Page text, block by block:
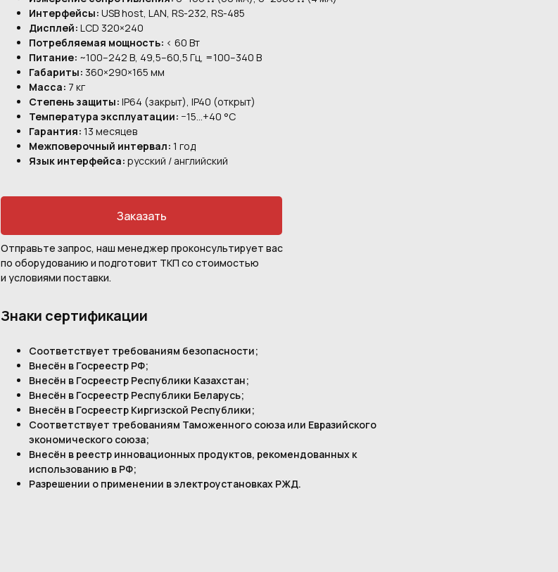
Интерфейсы: USB host, LAN, RS-232, RS-485
Дисплей: LCD 320×240
Потребляемая мощность: < 60 Вт
Питание: ~100–242 В, 49,5–60,5 Гц, =100–340 В
Габариты: 360×290×165 мм
Масса: 7 кг
Степень защиты: IP64 (закрыт), IP40 (открыт)
Температура эксплуатации: −15…+40 °C
Гарантия: 13 месяцев
Межповерочный интервал: 1 год
Язык интерфейса: русский / английский
Знаки сертификации
Соответствует требованиям безопасности;
Внесён в Госреестр РФ;
Внесён в Госреестр Республики Казахстан;
Внесён в Госреестр Республики Беларусь;
Внесён в Госреестр Киргизской Республики;
Соответствует требованиям Таможенного союза или Евразийского
экономического союза;
Внесён в реестр инновационных продуктов, рекомендованных к
использованию в РФ;
Разрешении о применении в электроустановках РЖД.
Заказать
Отправьте запрос, наш менеджер проконсультирует вас
по оборудованию и подготовит ТКП со стоимостью
и условиями поставки.